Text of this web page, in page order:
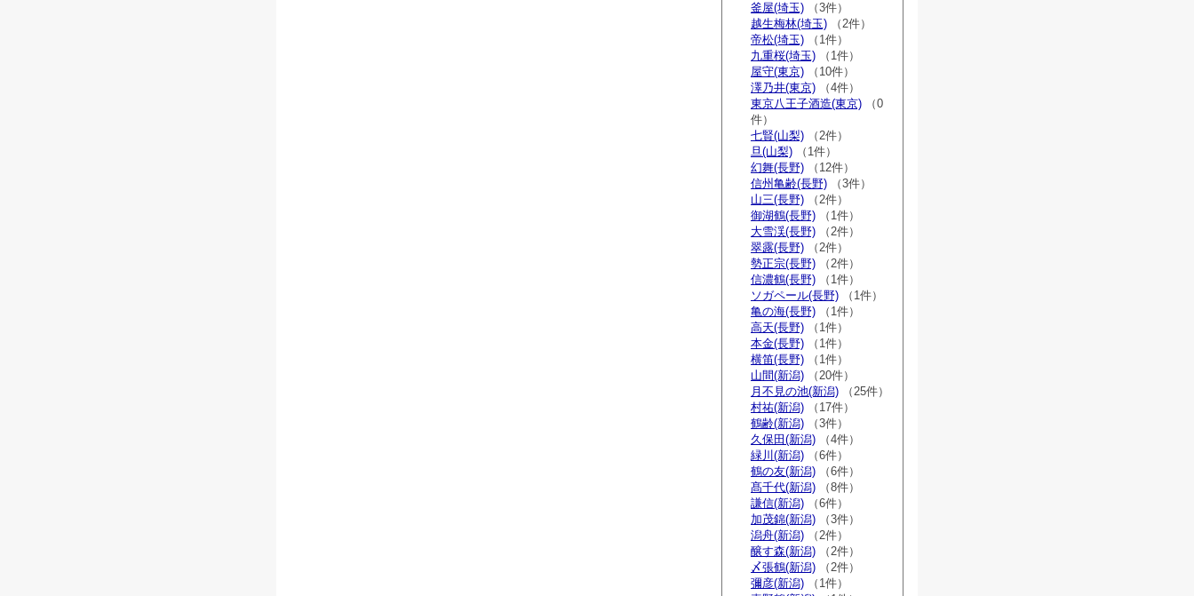
釜屋(埼玉) （3件）
越生梅林(埼玉) （2件）
帝松(埼玉) （1件）
九重桜(埼玉) （1件）
屋守(東京) （10件）
澤乃井(東京) （4件）
東京八王子酒造(東京) （0
件）
七賢(山梨) （2件）
旦(山梨) （1件）
幻舞(長野) （12件）
信州亀齢(長野) （3件）
山三(長野) （2件）
御湖鶴(長野) （1件）
大雪渓(長野) （2件）
翠露(長野) （2件）
勢正宗(長野) （2件）
信濃鶴(長野) （1件）
ソガペール(長野) （1件）
亀の海(長野) （1件）
高天(長野) （1件）
本金(長野) （1件）
横笛(長野) （1件）
山間(新潟) （20件）
月不見の池(新潟) （25件）
村祐(新潟) （17件）
鶴齢(新潟) （3件）
久保田(新潟) （4件）
緑川(新潟) （6件）
鶴の友(新潟) （6件）
髙千代(新潟) （8件）
謙信(新潟) （6件）
加茂錦(新潟) （3件）
潟舟(新潟) （2件）
醸す森(新潟) （2件）
〆張鶴(新潟) （2件）
彌彦(新潟) （1件）